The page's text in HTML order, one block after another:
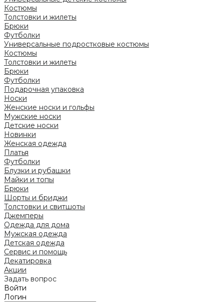
Костюмы
Толстовки и жилеты
Брюки
Футболки
Универсальные подростковые костюмы
Костюмы
Толстовки и жилеты
Брюки
Футболки
Подарочная упаковка
Носки
Женские носки и гольфы
Мужские носки
Детские носки
Новинки
Женская одежда
Платья
Футболки
Блузки и рубашки
Майки и топы
Брюки
Шорты и бриджи
Толстовки и свитшоты
Джемперы
Одежда для дома
Мужская одежда
Детская одежда
Сервис и помощь
Декатировка
Акции
Задать вопрос
Войти
Логин